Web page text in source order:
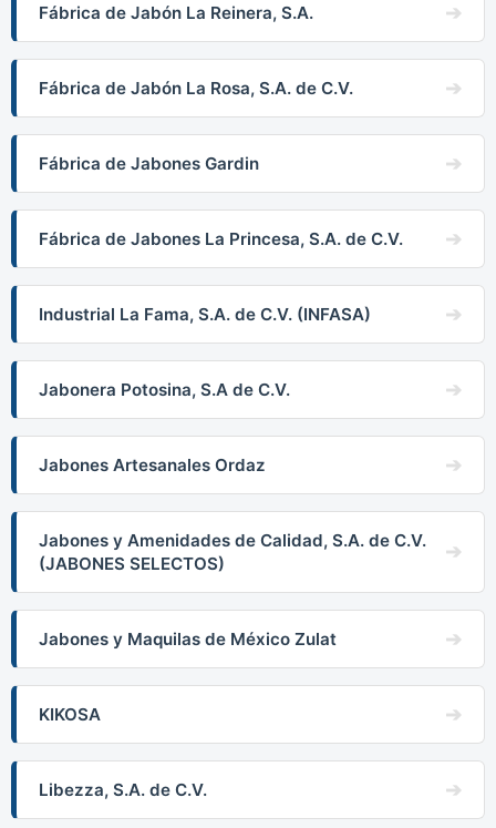
Fábrica de Jabón La Reinera, S.A.
Fábrica de Jabón La Rosa, S.A. de C.V.
Fábrica de Jabones Gardin
Fábrica de Jabones La Princesa, S.A. de C.V.
Industrial La Fama, S.A. de C.V. (INFASA)
Jabonera Potosina, S.A de C.V.
Jabones Artesanales Ordaz
Jabones y Amenidades de Calidad, S.A. de C.V.
(JABONES SELECTOS)
Jabones y Maquilas de México Zulat
KIKOSA
Libezza, S.A. de C.V.